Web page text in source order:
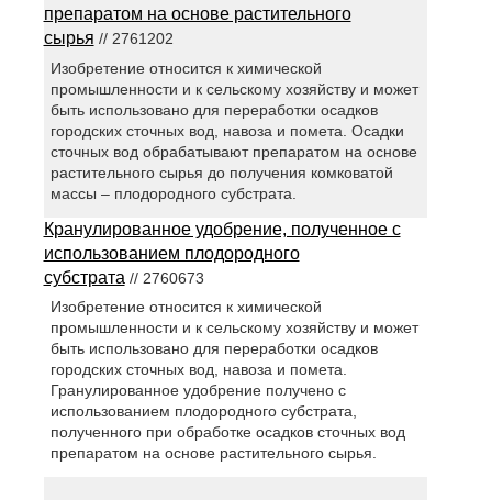
препаратом на основе растительного
сырья // 2761202
Изобретение относится к химической
промышленности и к сельскому хозяйству и может
быть использовано для переработки осадков
городских сточных вод, навоза и помета. Осадки
сточных вод обрабатывают препаратом на основе
растительного сырья до получения комковатой
массы – плодородного субстрата.
Кранулированное удобрение, полученное с
использованием плодородного
субстрата // 2760673
Изобретение относится к химической
промышленности и к сельскому хозяйству и может
быть использовано для переработки осадков
городских сточных вод, навоза и помета.
Гранулированное удобрение получено с
использованием плодородного субстрата,
полученного при обработке осадков сточных вод
препаратом на основе растительного сырья.